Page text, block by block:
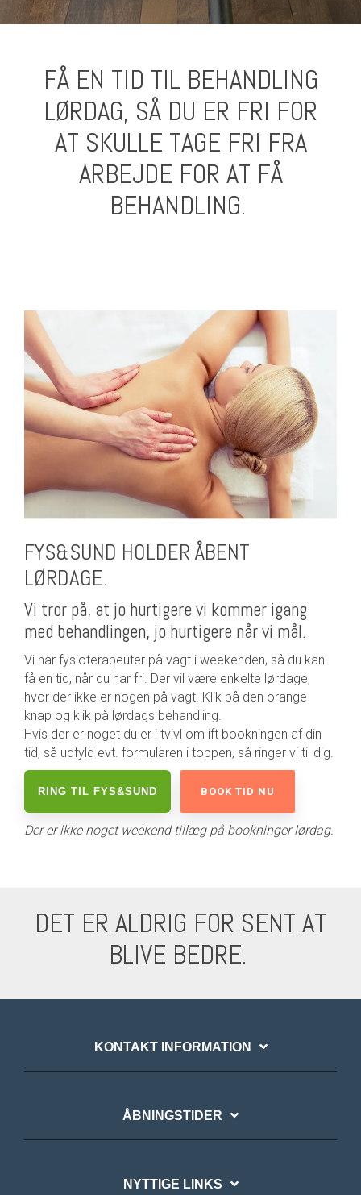
FÅ EN TID TIL BEHANDLING
LØRDAG, SÅ DU ER FRI FOR
AT SKULLE TAGE FRI FRA
ARBEJDE FOR AT FÅ
BEHANDLING.
FYS&SUND HOLDER ÅBENT
LØRDAGE.
Vi tror på, at jo hurtigere vi kommer igang
med behandlingen, jo hurtigere når vi mål.
Vi har fysioterapeuter på vagt i weekenden, så du kan
få en tid, når du har fri. Der vil være enkelte lørdage,
hvor der ikke er nogen på vagt. Klik på den orange
knap og klik på lørdags behandling.
Hvis der er noget du er i tvivl om ift bookningen af din
tid, så udfyld evt. formularen i toppen, så ringer vi til dig.
RING TIL FYS&SUND BOOK TID NU
Der er ikke noget weekend tillæg på bookninger lørdag.
DET ER ALDRIG FOR SENT AT
BLIVE BEDRE.
KONTAKT INFORMATION
ÅBNINGSTIDER
NYTTIGE LINKS